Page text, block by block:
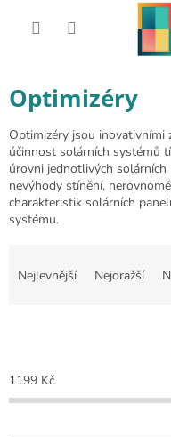
Optimizéry
Optimizéry jsou inovativními
účinnost solárních systémů
úrovni jednotlivých
nevýhody stínění,
charakteristik solárních
systému.
Nejlevnější Nejdražší
1199 Kč